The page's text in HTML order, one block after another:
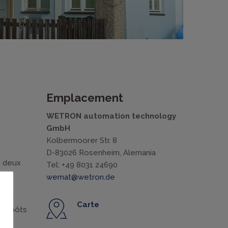
deux
Emplacement
WETRON automation technology
GmbH
Kolbermoorer Str. 8
D-83026 Rosenheim, Alemania
Tel: +49 8031 24690
wemat@wetron.de
Carte